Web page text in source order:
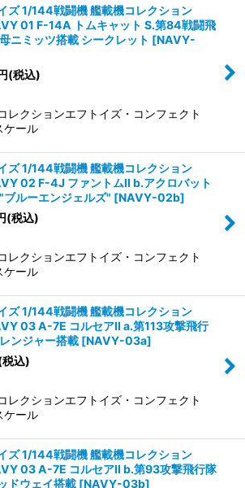
ズ 1/144戦闘機 艦載機コレクション
01 F-14A トムキャット S.第84戦闘飛
ニミッツ搭載 シークレット [NAVY-
(税込)
レクションエフトイズ・コンフェクト
ケール
ズ 1/144戦闘機 艦載機コレクション
02 F-4J ファントムII b.アクロバット
ブルーエンジェルズ" [NAVY-02b]
(税込)
レクションエフトイズ・コンフェクト
ケール
ズ 1/144戦闘機 艦載機コレクション
03 A-7E コルセアII a.第113攻撃飛行
ンジャー搭載 [NAVY-03a]
税込)
レクションエフトイズ・コンフェクト
ケール
ズ 1/144戦闘機 艦載機コレクション
03 A-7E コルセアII b.第93攻撃飛行隊
ドウェイ搭載 [NAVY-03b]